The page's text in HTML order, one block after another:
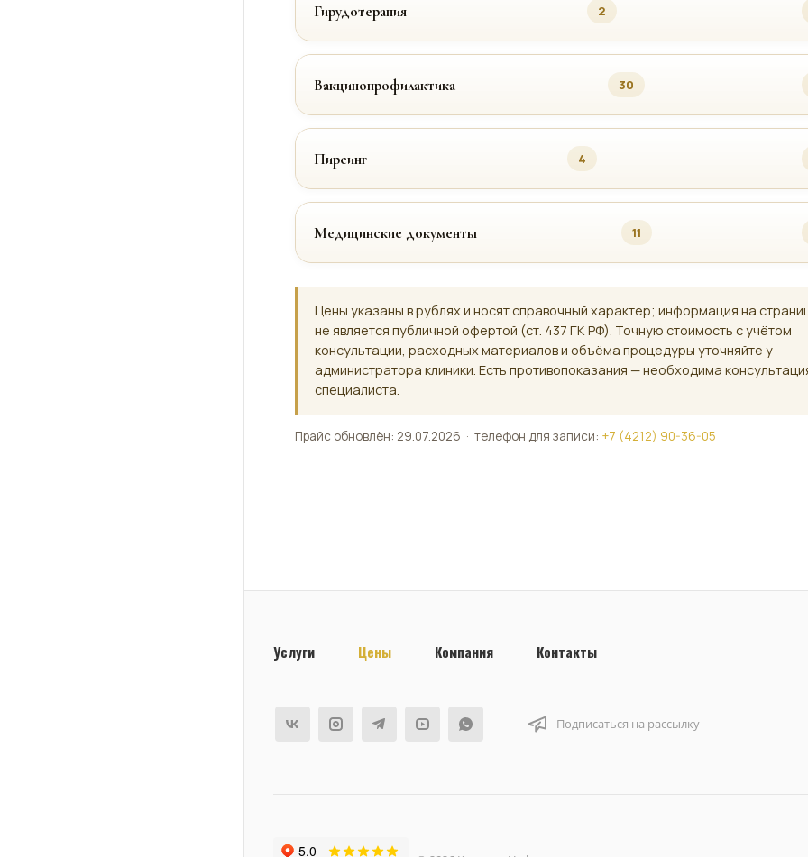
Гирудотерапия 2
Вакцинопрофилактика 30
Пирсинг 4
Медицинские документы 11
Цены указаны в рублях и носят справочный характер; информация на
не является публичной офертой (ст. 437 ГК РФ). Точную стоимость с учётом
консультации, расходных материалов и объёма процедуры уточняйте у
администратора клиники. Есть противопоказания — необходима
специалиста.
Прайс обновлён: 29.07.2026 · телефон для записи: +7 (4212) 90-36-05
Услуги Цены Компания Контакты
Подписаться на рассылку